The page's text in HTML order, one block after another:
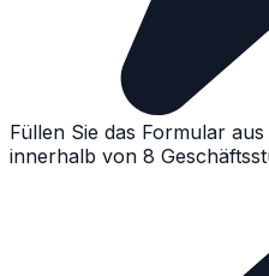
Füllen Sie das Formular
innerhalb von 8